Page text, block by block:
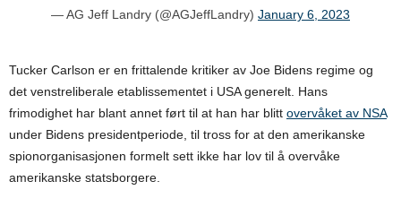
— AG Jeff Landry (@AGJeffLandry) January 6, 2023
Tucker Carlson er en frittalende kritiker av Joe Bidens regime og
det venstreliberale etablissementet i USA generelt. Hans
frimodighet har blant annet ført til at han har blitt overvåket av NSA
under Bidens presidentperiode, til tross for at den amerikanske
spionorganisasjonen formelt sett ikke har lov til å overvåke
amerikanske statsborgere.